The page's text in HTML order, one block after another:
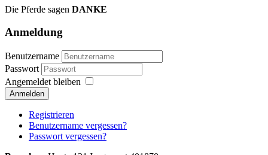
Die Pferde sagen DANKE
Anmeldung
Benutzername
Passwort
Angemeldet bleiben
Anmelden
Registrieren
Benutzername vergessen?
Passwort vergessen?